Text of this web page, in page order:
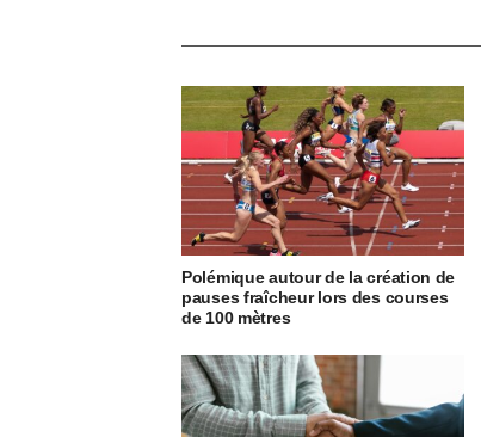
Polémique autour de la création de
pauses fraîcheur lors des courses
de 100 mètres